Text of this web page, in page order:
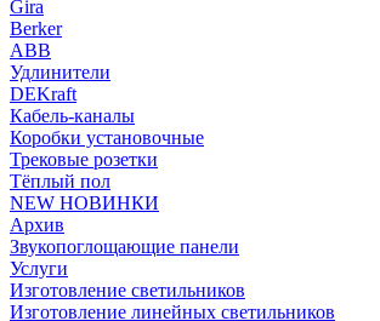
Gira
Berker
ABB
Удлинители
DEKraft
Кабель-каналы
Коробки установочные
Трековые розетки
Тёплый пол
NEW НОВИНКИ
Архив
Звукопоглощающие панели
Услуги
Изготовление светильников
Изготовление линейных светильников